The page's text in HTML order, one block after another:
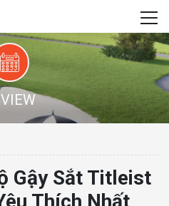
Gậy Sắt Titleist